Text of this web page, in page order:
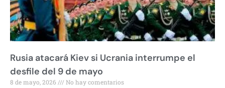
Rusia atacará Kiev si Ucrania interrumpe el
desfile del 9 de mayo
8 de mayo, 2026 No hay comentarios